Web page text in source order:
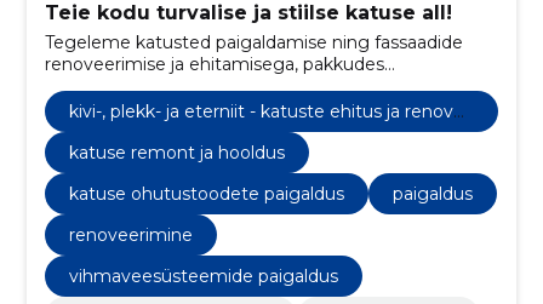
Teie kodu turvalise ja stiilse katuse all!
Tegeleme katusted paigaldamise ning fassaadide
renoveerimise ja ehitamisega, pakkudes
kõrgekvaliteedilist meisterlikkust ja pühendumust
klientide ootuste ületamiseks.
kivi-, plekk- ja eterniit - katuste ehitus ja renove
katuse remont ja hooldus
katuse ohutustoodete paigaldus
paigaldus
renoveerimine
vihmaveesüsteemide paigaldus